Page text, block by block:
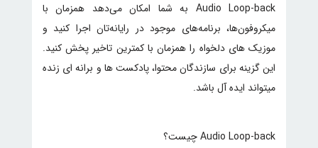
Audio Loop-back به شما امکان می‌دهد همزمان با
میکروفون‌ها، برنامه‌های موجود در رایانه‌تان اجرا کنید و
موزیک های دلخواه را همزمان با کمترین تاخیر پخش کنید.
این گزینه برای سازندگان محتوا، پادکست ها و برانه ای زنده
میتواند ایده آل باشد.
Audio Loop-back چیست؟